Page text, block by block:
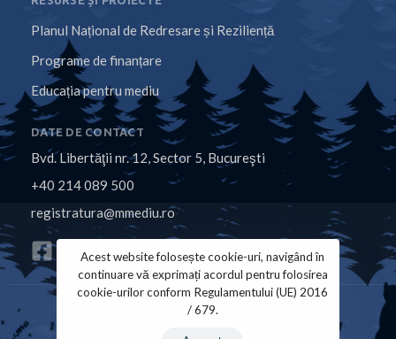
Planul Național de Redresare și Reziliență
Programe de finanțare
Educația pentru mediu
DATE DE CONTACT
Bvd. Libertăţii nr. 12, Sector 5, Bucureşti
+40 214 089 500
registratura@mmediu.ro
Acest website folosește cookie-uri, navigând în
continuare vă exprimați acordul pentru folosirea
cookie-urilor conform Regulamentului (UE) 2016
/ 679.